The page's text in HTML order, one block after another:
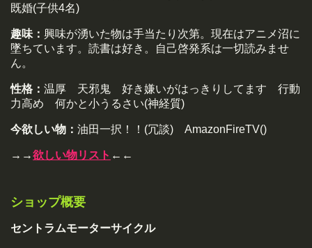
既婚(子供4名)
趣味： 興味が湧いた物は手当たり次第。現在はアニメ沼に
墜ちています。読書は好き。自己啓発系は一切読みませ
ん。
性格： 温厚 天邪鬼 好き嫌いがはっきりしてます 行動
力高め 何かと小うるさい(神経質)
今欲しい物： 油田一択！！(冗談) AmazonFireTV()
→→欲しい物リスト ←←
ショップ概要
セントラムモーターサイクル